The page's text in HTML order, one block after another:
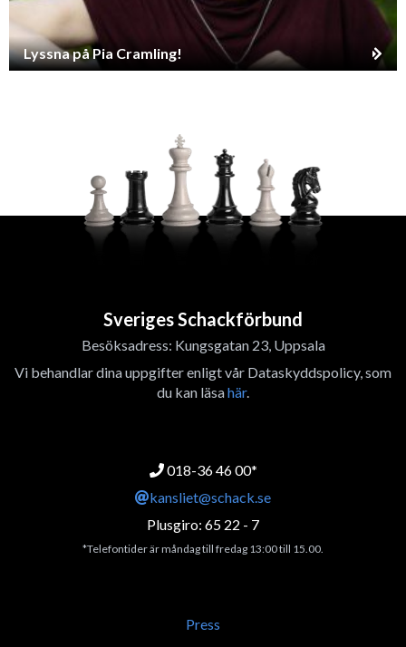
Lyssna på Pia Cramling!
Sveriges Schackförbund
Besöksadress: Kungsgatan 23, Uppsala
Vi behandlar dina uppgifter enligt vår Dataskyddspolicy, som
du kan läsahär.
018-36 46 00*
kansliet@schack.se
Plusgiro: 65 22 - 7
*Telefontider är måndag till fredag 13:00 till 15.00.
Press